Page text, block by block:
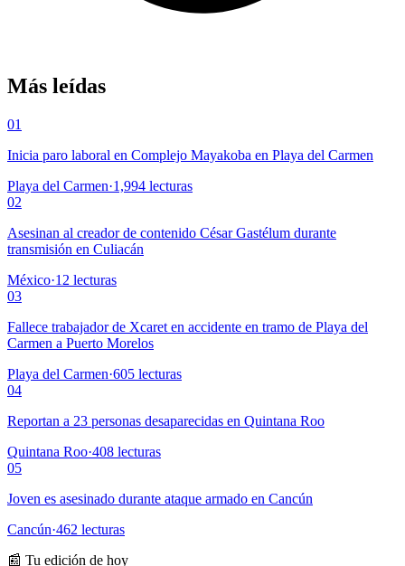
Más leídas
01
Inicia paro laboral en Complejo Mayakoba en Playa del Carmen
Playa del Carmen·1,994 lecturas
02
Asesinan al creador de contenido César Gastélum durante
transmisión en Culiacán
México·12 lecturas
03
Fallece trabajador de Xcaret en accidente en tramo de Playa del
Carmen a Puerto Morelos
Playa del Carmen·605 lecturas
04
Reportan a 23 personas desaparecidas en Quintana Roo
Quintana Roo·408 lecturas
05
Joven es asesinado durante ataque armado en Cancún
Cancún·462 lecturas
📰 Tu edición de hoy